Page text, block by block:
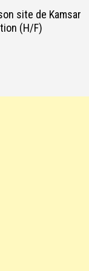
site de Kamsar
(H/F)